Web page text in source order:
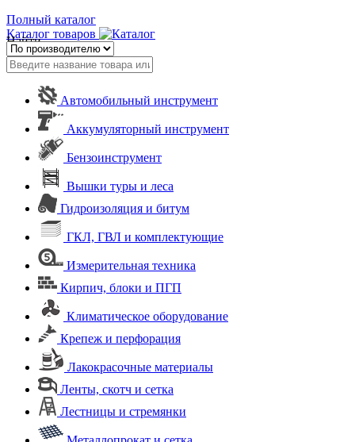
Полный каталог
Каталог товаров
Найти
Автомобильный инструмент
Аккумуляторный инструмент
Бензоинструмент
Вышки туры и леса
Гидроизоляция и битум
ГКЛ, ГВЛ и комплектующие
Измерительная техника
Кирпич, блоки и ПГП
Климатическое оборудование
Крепеж и перфорация
Лакокрасочные материалы
Ленты, скотч и сетка
Лестницы и стремянки